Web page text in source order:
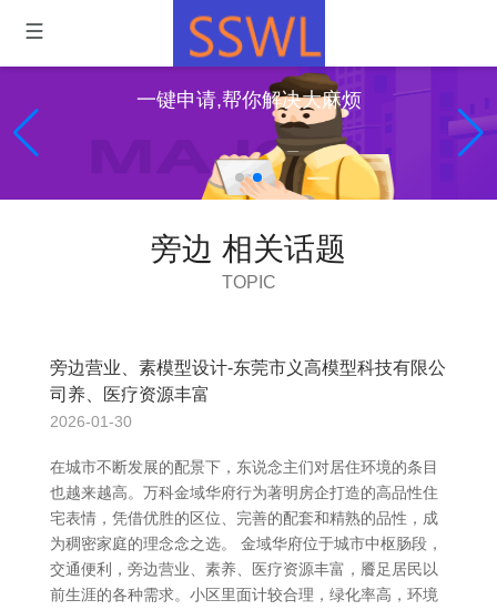
一键申请,帮你解决大麻烦
旁边 相关话题
TOPIC
旁边营业、素模型设计-东莞市义高模型科技有限公
司养、医疗资源丰富
2026-01-30
在城市不断发展的配景下，东说念主们对居住环境的条目
也越来越高。万科金域华府行为著明房企打造的高品性住
宅表情，凭借优胜的区位、完善的配套和精熟的品性，成
为稠密家庭的理念念之选。 金域华府位于城市中枢肠段，
交通便利，旁边营业、素养、医疗资源丰富，餍足居民以
前生涯的各种需求。小区里面计较合理，绿化率高，环境